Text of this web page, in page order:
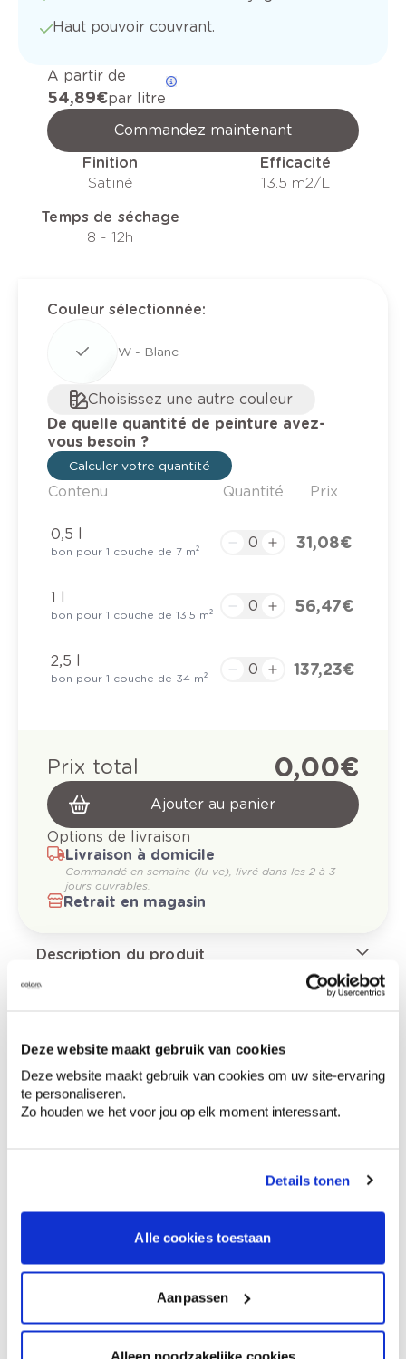
Deze website maakt gebruik van cookies
Deze website maakt gebruik van cookies om uw site-ervaring
te personaliseren.
Zo houden we het voor jou op elk moment interessant.
Details tonen
Alle cookies toestaan
Aanpassen
Haut pouvoir couvrant.
A partir de
54,89 €par litre
Commandez maintenant
Finition
Satiné
Efficacité
13.5 m2/L
Temps de séchage
8 - 12h
Couleur sélectionnée:
W - Blanc
Choisissez une autre couleur
De quelle quantité de peinture avez-
vous besoin ?
Calculer votre quantité
Contenu Quantité Prix
0,5 l
bon pour 1 couche de 7 m² 31,08 €
1 l
bon pour 1 couche de 13.5 m² 56,47 €
2,5 l
bon pour 1 couche de 34 m² 137,23 €
Prix total 0,00 €
Ajouter au panier
Options de livraison
Livraison à domicile
Commandé en semaine (lu-ve), livré dans les 2 à 3
jours ouvrables.
Retrait en magasin
Description du produit
Préparation
Mentions de danger
Liquide et vapeurs inflammables., Nocif pour
les organismes aquatiques, entraîne des